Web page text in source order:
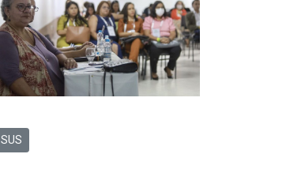
SUS